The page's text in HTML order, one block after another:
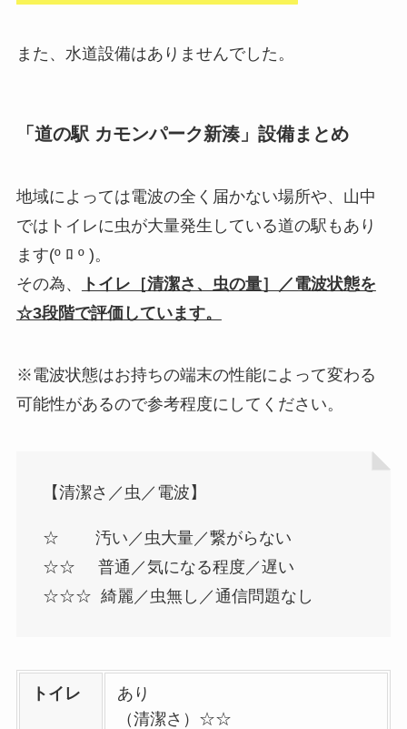
また、水道設備はありませんでした。
「道の駅 カモンパーク新湊」設備まとめ
地域によっては電波の全く届かない場所や、山中
ではトイレに虫が大量発生している道の駅もあり
ます(º ﾛ º )。
その為、
トイレ［清潔さ、虫の量］／電波状態を
☆3段階で評価しています。
※電波状態はお持ちの端末の性能によって変わる
可能性があるので参考程度にしてください。
【清潔さ／虫／電波】
☆ 汚い／虫大量／繋がらない
☆☆ 普通／気になる程度／遅い
☆☆☆ 綺麗／虫無し／通信問題なし
トイレ
あり
（清潔さ）☆☆